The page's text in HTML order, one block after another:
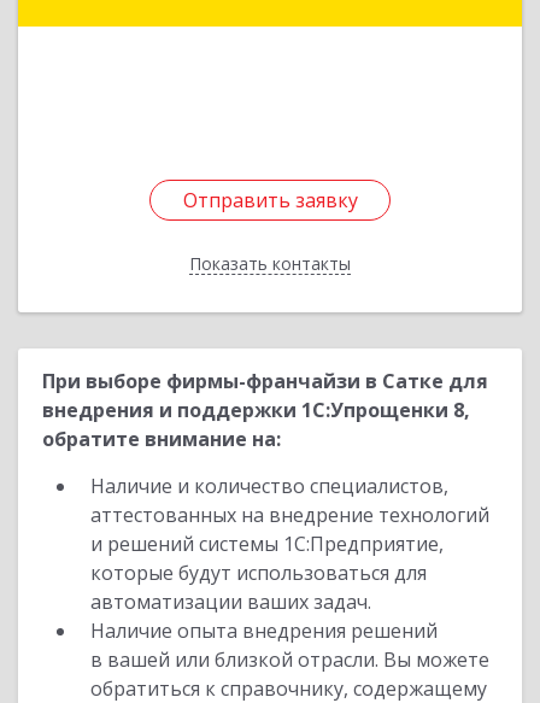
Отправить заявку
Показать контакты
Отправить заявку
Назад
При выборе фирмы-франчайзи в Сатке для
внедрения и поддержки 1С:Упрощенки 8,
обратите внимание на:
Наличие и количество специалистов,
аттестованных на внедрение технологий
и решений системы 1С:Предприятие,
которые будут использоваться для
автоматизации ваших задач.
Наличие опыта внедрения решений
в вашей или близкой отрасли. Вы можете
обратиться к справочнику, содержащему